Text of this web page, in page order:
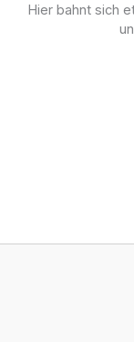
Hier bahnt sich